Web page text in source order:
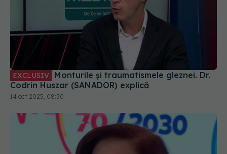
EXCLUSIV
Codrin Huszar (SANADOR) explică
14 oct 2025, 08:50